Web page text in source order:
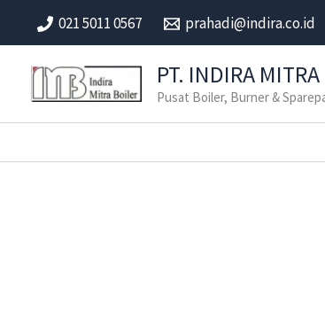
content
021 5011 0567 prahadi@indira.co.id
PT. INDIRA
Pusat Boiler, Burner &